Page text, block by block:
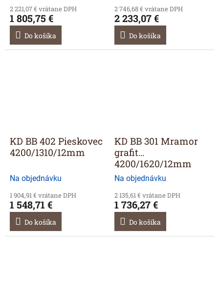
2 221,07 € vrátane DPH
1 805,75 €
Do košíka
2 746,68 € vrátane DPH
2 233,07 €
Do košíka
KD BB 402 Pieskovec
4200/1310/12mm
Na objednávku
1 904,91 € vrátane DPH
1 548,71 €
Do košíka
KD BB 301 Mramor
grafit
4200/1620/12mm
Na objednávku
2 135,61 € vrátane DPH
1 736,27 €
Do košíka